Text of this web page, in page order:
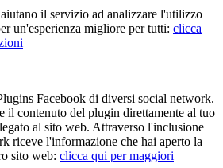
il servizio ad analizzare l'utilizzo
un'esperienza migliore per tutti: clicca
Facebook di diversi social network.
il contenuto del plugin direttamente al tuo
al sito web. Attraverso l'inclusione
riceve l'informazione che hai aperto la
sito web: clicca qui per maggiori